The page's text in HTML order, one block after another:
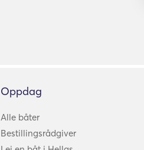
Oppdag
Alle båter
Bestillingsrådgiver